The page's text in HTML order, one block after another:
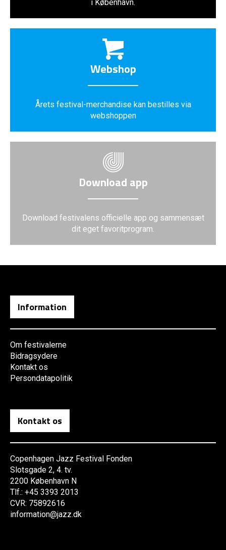
i København.
Webshop
Årets festival-merchandise kan bestilles via
webshoppen
Download app
Download festivalens officielle app og sammensæt
dit eget favoritprogram.
Information
Om festivalerne
Bidragsydere
Kontakt os
Persondatapolitik
Kontakt os
Copenhagen Jazz Festival Fonden
Slotsgade 2, 4. tv.
2200 København N
Tlf.: +45 3393 2013
CVR: 75892616
information@jazz.dk